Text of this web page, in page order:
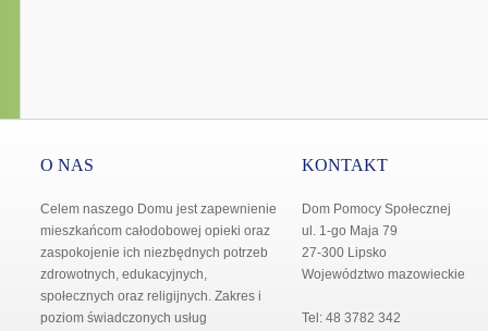
O NAS
Celem naszego Domu jest zapewnienie
mieszkańcom całodobowej opieki oraz
zaspokojenie ich niezbędnych potrzeb
zdrowotnych, edukacyjnych,
społecznych oraz religijnych. Zakres i
poziom świadczonych usług
KONTAKT
Dom Pomocy Społecznej
ul. 1-go Maja 79
27-300 Lipsko
Województwo mazowieckie
Tel: 48 3782 342